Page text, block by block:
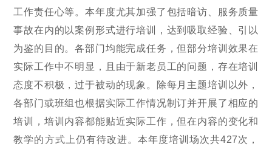
工作责任心等。本年度尤其加强了包括暗访、服务质量
事故在内的以案例形式进行培训，达到吸取经验、引以
为鉴的目的。各部门均能完成任务，但部分培训效果在
实际工作中不明显，且由于新老员工的问题，存在培训
态度不积极，过于被动的现象。除每月主题培训以外，
各部门或班组也根据实际工作情况制订并开展了相应的
培训，培训内容都能贴近实际工作，但在内容的变化和
教学的方式上仍有待改进。本年度培训场次共427次，